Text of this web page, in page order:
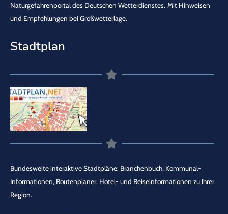
Naturgefahrenportal des Deutschen Wetterdienstes. Mit Hinweisen
und Empfehlungen bei Großwetterlage.
Stadtplan
Bundesweite interaktive Stadtpläne: Branchenbuch, Kommunal-
Informationen, Routenplaner, Hotel- und Reiseinformationen zu Ihrer
Region.